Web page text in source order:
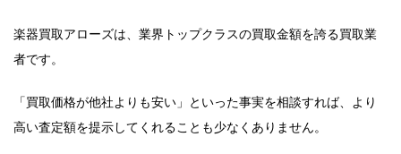
楽器買取アローズは、業界トップクラスの買取金額を誇る買取業
者です。
「買取価格が他社よりも安い」といった事実を相談すれば、より
高い査定額を提示してくれることも少なくありません。